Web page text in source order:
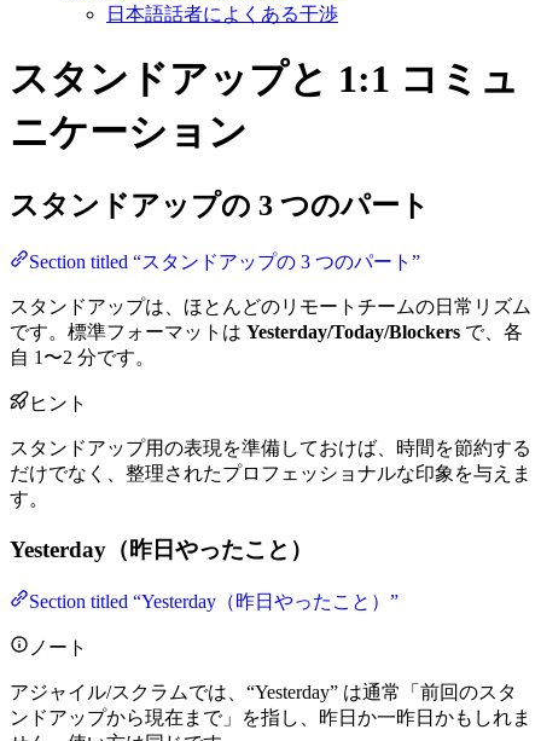
日本語話者によくある干渉
スタンドアップと 1:1 コミュ
ニケーション
スタンドアップの 3 つのパート
Section titled “スタンドアップの 3 つのパート”
スタンドアップは、ほとんどのリモートチームの日常リズム
です。標準フォーマットは Yesterday/Today/Blockers で、各
自 1〜2 分です。
ヒント
スタンドアップ用の表現を準備しておけば、時間を節約する
だけでなく、整理されたプロフェッショナルな印象を与えま
す。
Yesterday（昨日やったこと）
Section titled “Yesterday（昨日やったこと）”
ノート
アジャイル/スクラムでは、“Yesterday” は通常「前回のスタ
ンドアップから現在まで」を指し、昨日か一昨日かもしれま